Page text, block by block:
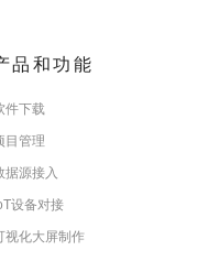
品和功能
件下载
目管理
据源接入
设备对接
视化大屏制作